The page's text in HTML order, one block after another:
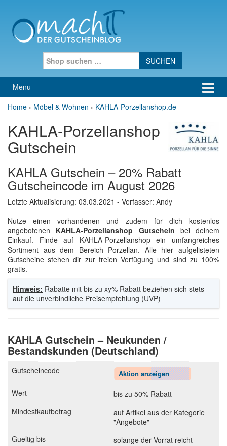
Menu
Home › Möbel & Wohnen › KAHLA-Porzellanshop.de
KAHLA-Porzellanshop
Gutschein
KAHLA Gutschein – 20% Rabatt
Gutscheincode im August 2026
Letzte Aktualisierung: 03.03.2021 - Verfasser: Andy
Nutze einen vorhandenen und zudem für dich kostenlos
angebotenen KAHLA-Porzellanshop Gutschein bei deinem
Einkauf. Finde auf KAHLA-Porzellanshop ein umfangreiches
Sortiment aus dem Bereich Porzellan. Alle hier aufgelisteten
Gutscheine stehen dir zur freien Verfügung und sind zu 100%
gratis.
Hinweis: Rabatte mit bis zu xy% Rabatt beziehen sich stets
auf die unverbindliche Preisempfehlung (UVP)
KAHLA Gutschein – Neukunden /
Bestandskunden (Deutschland)
Aktion anzeigen
bis zu 50% Rabatt
auf Artikel aus der Kategorie
"Angebote"
solange der Vorrat reicht